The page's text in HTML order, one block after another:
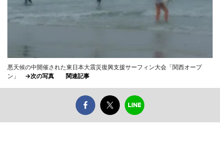
悪天候の中開催された東日本大震災復興支援サーフィン大会「関西オープ
ン」 →次の写真 関連記事